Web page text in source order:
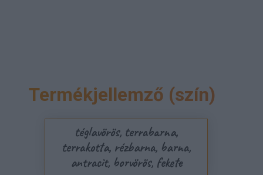
Termékjellemző (szín)
téglavörös, terrabarna,
terrakotta, rézbarna, barna,
antracit, borvörös, fekete